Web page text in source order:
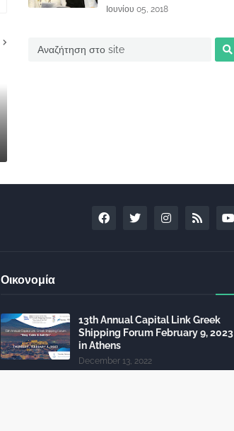
Ιουνίου 05, 2018
Οικονομία
13th Annual Capital Link Greek
Shipping Forum February 9, 2023
in Athens
December 13, 2022